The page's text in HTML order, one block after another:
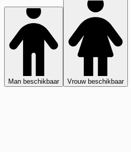
Man beschikbaar Vrouw beschikbaar